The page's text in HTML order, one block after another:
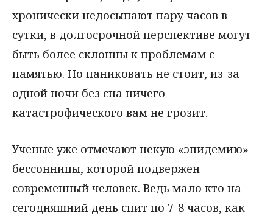
хронически недосыпают пару часов в
сутки, в долгосрочной перспективе могут
быть более склонны к проблемам с
памятью. Но паниковать не стоит, из-за
одной ночи без сна ничего
катастрофического вам не грозит.
Ученые уже отмечают некую «эпидемию»
бессонницы, которой подвержен
современный человек. Ведь мало кто на
сегодняшний день спит по 7-8 часов, как